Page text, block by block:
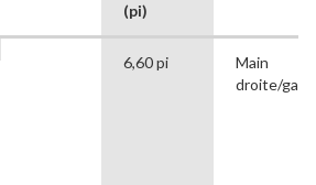
(pi)
6,60 pi
Main
droite/